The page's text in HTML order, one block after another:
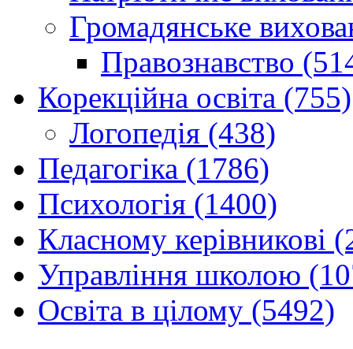
Громадянське
Правознавство
Корекційна освіта (755)
Логопедія (438)
Педагогіка (1786)
Психологія (1400)
Класному керівникові
Управління школою
Освіта в цілому (5492)